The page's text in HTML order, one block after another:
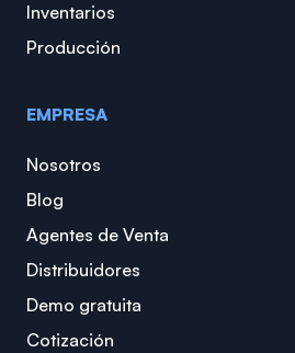
Inventarios
Producción
EMPRESA
Nosotros
Blog
Agentes de Venta
Distribuidores
Demo gratuita
Cotización